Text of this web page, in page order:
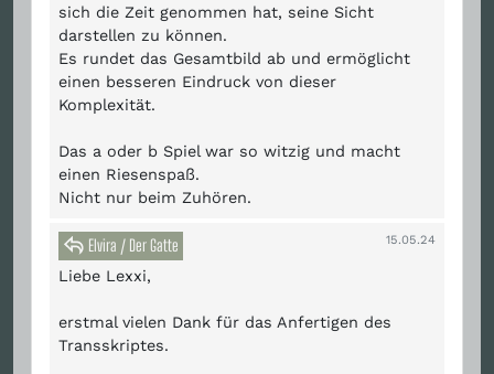
sich die Zeit genommen hat, seine Sicht
darstellen zu können.
Es rundet das Gesamtbild ab und ermöglicht
einen besseren Eindruck von dieser
Komplexität.
Das a oder b Spiel war so witzig und macht
einen Riesenspaß.
Nicht nur beim Zuhören.
Elvira / Der Gatte 15.05.24
Liebe Lexxi,
erstmal vielen Dank für das Anfertigen des
Transskriptes.